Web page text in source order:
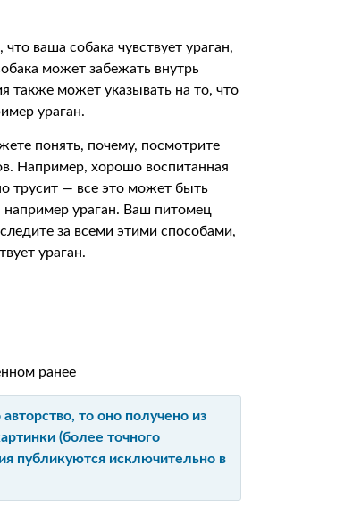
ваша собака чувствует ураган,
может забежать внутрь
также может указывать на то, что
ураган.
понять, почему, посмотрите
Например, хорошо воспитанная
трусит — все это может быть
например ураган. Ваш питомец
за всеми этими способами,
ураган.
ранее
то оно получено из
(более точного
публикуются исключительно в